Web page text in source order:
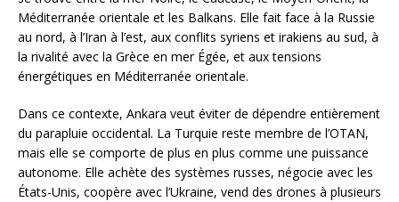
Méditerranée orientale et les Balkans. Elle fait face à la Russie
au nord, à l’Iran à l’est, aux conflits syriens et irakiens au sud, à
la rivalité avec la Grèce en mer Égée, et aux tensions
énergétiques en Méditerranée orientale.
Dans ce contexte, Ankara veut éviter de dépendre entièrement
du parapluie occidental. La Turquie reste membre de l’OTAN,
mais elle se comporte de plus en plus comme une puissance
autonome. Elle achète des systèmes russes, négocie avec les
États-Unis, coopère avec l’Ukraine, vend des drones à plusieurs